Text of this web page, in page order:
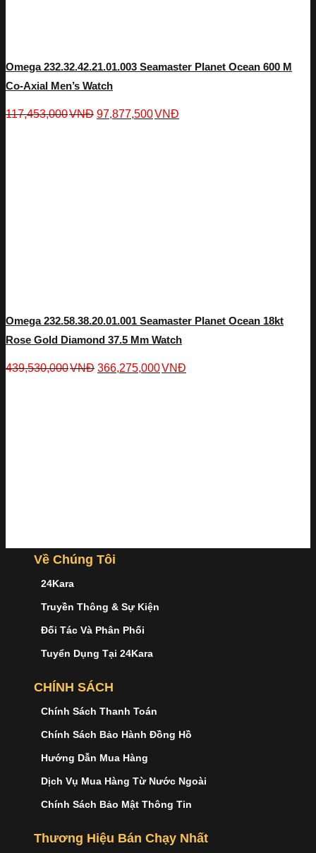
Omega 232.32.42.21.01.003 Seamaster Planet Ocean 600 M
Co-Axial Men’s Watch
117,453,000VNĐ 97,877,500VNĐ
Omega 232.58.38.20.01.001 Seamaster Planet Ocean 18kt
Rose Gold Diamond 37.5 Mm Watch
439,530,000VNĐ 366,275,000VNĐ
Về Chúng Tôi
24Kara
Truyền Thông & Sự Kiện
Đối Tác Và Phân Phối
Tuyển Dụng Tại 24Kara
CHÍNH SÁCH
Chính Sách Thanh Toán
Chính Sách Bảo Hành Đồng Hồ
Hướng Dẫn Mua Hàng
Dịch Vụ Mua Hàng Từ Nước Ngoài
Chính Sách Bảo Mật Thông Tin
Thương Hiệu Bán Chạy Nhất